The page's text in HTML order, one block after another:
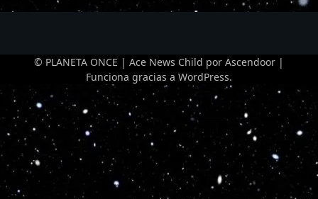
© PLANETA ONCE | Ace News Child por Ascendoor |
Funciona gracias a WordPress.